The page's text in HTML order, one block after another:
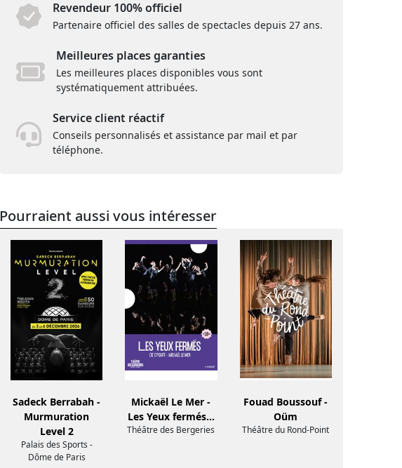
Revendeur 100% officiel
Partenaire officiel des salles de spectacles depuis 27 ans.
Meilleures places garanties
Les meilleures places disponibles vous sont
systématiquement attribuées.
Service client réactif
Conseils personnalisés et assistance par mail et par
téléphone.
Pourraient aussi vous intéresser
Sadeck Berrabah -
Murmuration
Level 2
Palais des Sports -
Dôme de Paris
Mickaël Le Mer -
Les Yeux fermés…
Théâtre des Bergeries
Fouad Boussouf -
Oüm
Théâtre du Rond-Point